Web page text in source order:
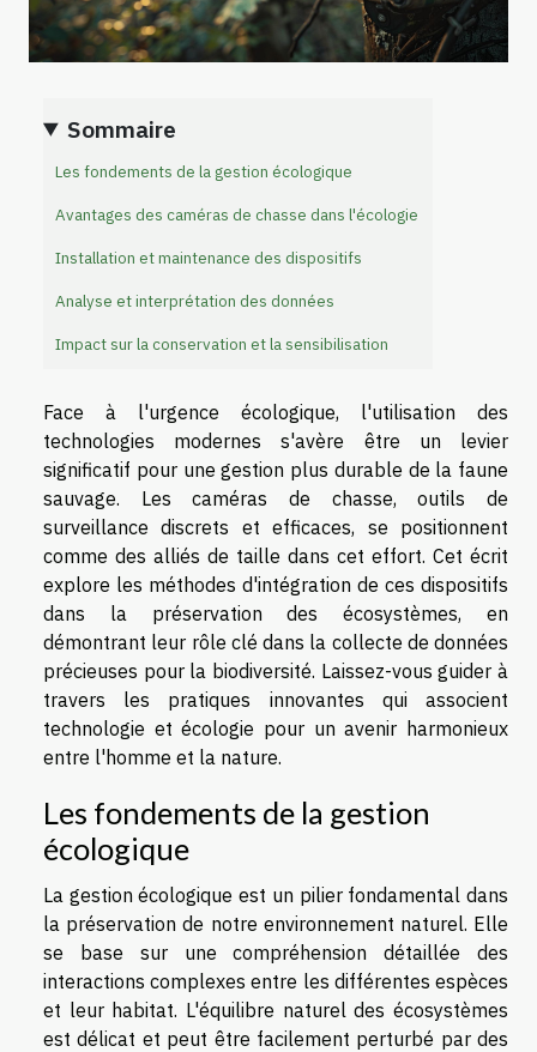
Sommaire
Les fondements de la gestion écologique
Avantages des caméras de chasse dans l'écologie
Installation et maintenance des dispositifs
Analyse et interprétation des données
Impact sur la conservation et la sensibilisation
Face à l'urgence écologique, l'utilisation des
technologies modernes s'avère être un levier
significatif pour une gestion plus durable de la faune
sauvage. Les caméras de chasse, outils de
surveillance discrets et efficaces, se positionnent
comme des alliés de taille dans cet effort. Cet écrit
explore les méthodes d'intégration de ces dispositifs
dans la préservation des écosystèmes, en
démontrant leur rôle clé dans la collecte de données
précieuses pour la biodiversité. Laissez-vous guider à
travers les pratiques innovantes qui associent
technologie et écologie pour un avenir harmonieux
entre l'homme et la nature.
Les fondements de la gestion
écologique
La gestion écologique est un pilier fondamental dans
la préservation de notre environnement naturel. Elle
se base sur une compréhension détaillée des
interactions complexes entre les différentes espèces
et leur habitat. L'équilibre naturel des écosystèmes
est délicat et peut être facilement perturbé par des